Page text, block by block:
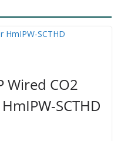
Wired CO2
SCTHD